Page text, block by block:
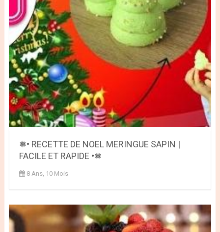
❅• RECETTE DE NOEL MERINGUE SAPIN |
FACILE ET RAPIDE •❅
8 Ans, 10 Mois